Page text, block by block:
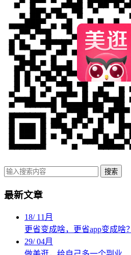
搜索
最新文章
18/ 11月
更省变成啥，更省app变成啥？
29/04月